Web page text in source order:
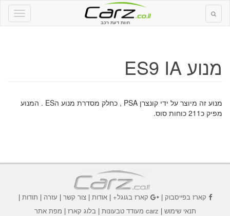
חוות דעת רכב
מנוע ES9 IA
מנוע זה מיוצר על ידי קונצרן PSA , כחלק מסדרת מנוע הES . המנוע
מפיק כ211 כוחות סוס.
קארז בפייסבוק| קארז בגוגל+|אודות |צור קשר | עזרה | תודות |
תנאי שימוש | carz מעודד טבעונות | בלוג קארז | מפת אתר